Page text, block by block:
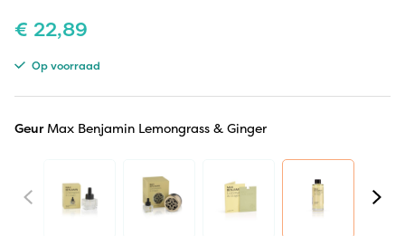
€ 22,89
Op voorraad
Geur Max Benjamin Lemongrass & Ginger